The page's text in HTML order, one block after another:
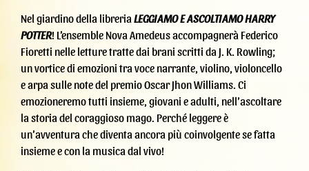
Nel giardino della libreria LEGGIAMO E ASCOLTIAMO HARRY
POTTER! L’ensemble Nova Amedeus accompagnerà Federico
Fioretti nelle letture tratte dai brani scritti da J. K. Rowling;
un vortice di emozioni tra voce narrante, violino, violoncello
e arpa sulle note del premio Oscar Jhon Williams. Ci
emozioneremo tutti insieme, giovani e adulti, nell’ascoltare
la storia del coraggioso mago. Perché leggere è
un’avventura che diventa ancora più coinvolgente se fatta
insieme e con la musica dal vivo!